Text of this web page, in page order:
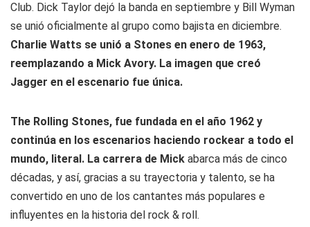
Club. Dick Taylor dejó la banda en septiembre y Bill Wyman
se unió oficialmente al grupo como bajista en diciembre.
Charlie Watts se unió a Stones en enero de 1963,
reemplazando a Mick Avory. La imagen que creó
Jagger en el escenario fue única.
The Rolling Stones, fue fundada en el año 1962 y
continúa en los escenarios haciendo rockear a todo el
mundo, literal. La carrera de Mick abarca más de cinco
décadas, y así, gracias a su trayectoria y talento, se ha
convertido en uno de los cantantes más populares e
influyentes en la historia del rock & roll.